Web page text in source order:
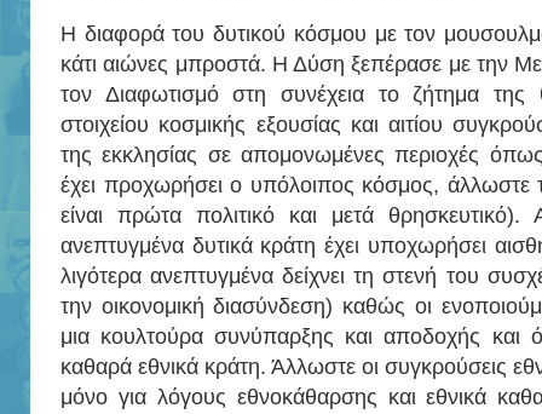
Η διαφορά του δυτικού κόσμου με τον
κάτι αιώνες μπροστά. Η Δύση ξεπέρασε με την
τον Διαφωτισμό στη συνέχεια το ζήτημα της
στοιχείου κοσμικής εξουσίας και αιτίου
της εκκλησίας σε απομονωμένες περιοχές
έχει προχωρήσει ο υπόλοιπος κόσμος, άλλωστε
είναι πρώτα πολιτικό και μετά
ανεπτυγμένα δυτικά κράτη έχει υποχωρήσει
λιγότερα ανεπτυγμένα δείχνει τη στενή του
την οικονομική διασύνδεση) καθώς oι
μια κουλτούρα συνύπαρξης και αποδοχής και
καθαρά εθνικά κράτη. Άλλωστε οι συγκρούσεις
μόνο για λόγους εθνοκάθαρσης και εθνικά